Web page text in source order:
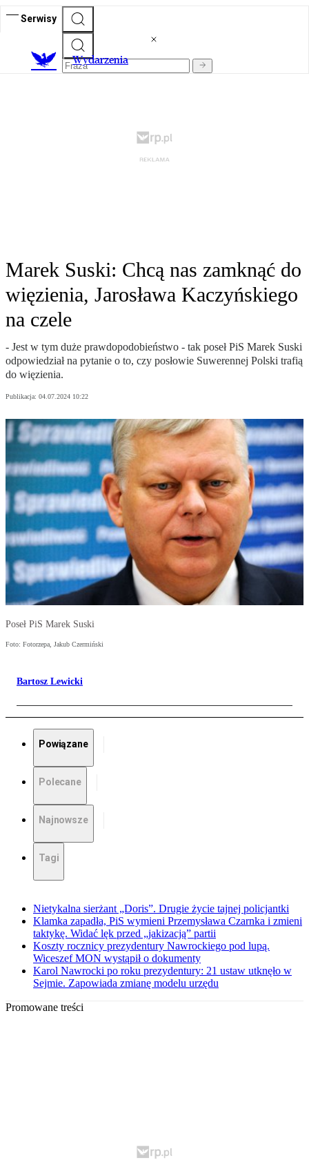
Serwisy
Wydarzenia
Marek Suski: Chcą nas zamknąć do
więzienia, Jarosława Kaczyńskiego
na czele
- Jest w tym duże prawdopodobieństwo - tak poseł PiS Marek Suski
odpowiedział na pytanie o to, czy posłowie Suwerennej Polski trafią
do więzienia.
Publikacja: 04.07.2024 10:22
Poseł PiS Marek Suski
Foto: Fotorzepa, Jakub Czermiński
Bartosz Lewicki
Powiązane
Polecane
Najnowsze
Tagi
Nietykalna sierżant „Doris”. Drugie życie tajnej policjantki
Klamka zapadła, PiS wymieni Przemysława Czarnka i zmieni
taktykę. Widać lęk przed „jakizacją” partii
Koszty rocznicy prezydentury Nawrockiego pod lupą.
Wiceszef MON wystąpił o dokumenty
Karol Nawrocki po roku prezydentury: 21 ustaw utknęło w
Sejmie. Zapowiada zmianę modelu urzędu
Promowane treści